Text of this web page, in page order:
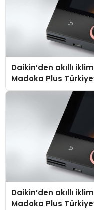
Daikin’den akıllı
Madoka Plus
Daikin’den akıllı
Madoka Plus